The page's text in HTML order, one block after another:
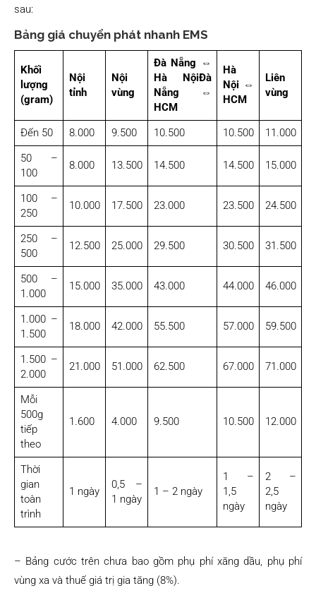
sau:
Bảng giá chuyển phát nhanh EMS
Khối
lượng
(gram)
Nội
tỉnh
Nội
vùng
Đà Nẵng ⇔
Hà NộiĐà
Nẵng ⇔
HCM
Hà
Nội ⇔
HCM
Liên
vùng
Đến 50 8.000 9.500 10.500 10.500
11.000
50 –
100
8.000 13.500 14.500 14.500 15.000
100 –
250
10.000 17.500 23.000 23.500 24.500
250 –
500
12.500 25.000 29.500 30.500 31.500
500 –
1.000
15.000 35.000 43.000 44.000 46.000
1.000 –
1.500
18.000 42.000 55.500 57.000 59.500
1.500 –
2.000
21.000 51.000 62.500 67.000 71.000
Mỗi
500g
tiếp
theo
1.600 4.000 9.500 10.500 12.000
Thời
gian
toàn
trình
1 ngày
0,5 –
1 ngày
1 – 2 ngày
1 –
1,5
ngày
2 –
2,5
ngày
– Bảng cước trên chưa bao gồm phụ phí xăng dầu, phụ phí
vùng xa và thuế giá trị gia tăng (8%).